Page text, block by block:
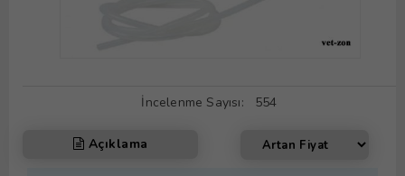
İncelenme Sayısı: 554
Açıklama